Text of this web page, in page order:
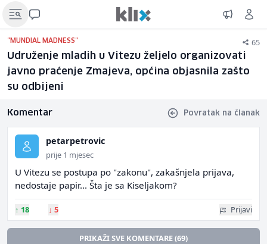
"MUNDIAL MADNESS" 65
Udruženje mladih u Vitezu željelo organizovati
javno praćenje Zmajeva, općina objasnila zašto
su odbijeni
Komentar Povratak na članak
petarpetrovic
prije 1 mjesec
U Vitezu se postupa po "zakonu", zakašnjela prijava,
nedostaje papir... Šta je sa Kiseljakom?
↑ 18 ↓ 5 Prijavi
PRIKAŽI SVE KOMENTARE (69)